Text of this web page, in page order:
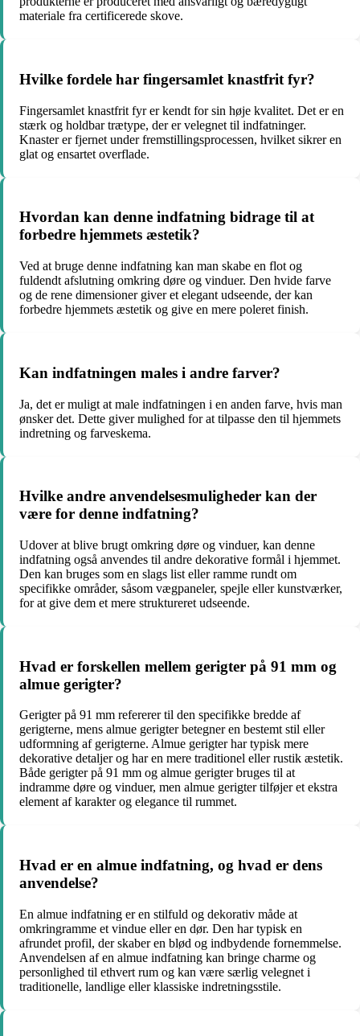
materiale fra certificerede skove.
Hvilke fordele har fingersamlet knastfrit fyr?
Fingersamlet knastfrit fyr er kendt for sin høje kvalitet. Det er en
stærk og holdbar trætype, der er velegnet til indfatninger.
Knaster er fjernet under fremstillingsprocessen, hvilket sikrer en
glat og ensartet overflade.
Hvordan kan denne indfatning bidrage til at
forbedre hjemmets æstetik?
Ved at bruge denne indfatning kan man skabe en flot og
fuldendt afslutning omkring døre og vinduer. Den hvide farve
og de rene dimensioner giver et elegant udseende, der kan
forbedre hjemmets æstetik og give en mere poleret finish.
Kan indfatningen males i andre farver?
Ja, det er muligt at male indfatningen i en anden farve, hvis man
ønsker det. Dette giver mulighed for at tilpasse den til hjemmets
indretning og farveskema.
Hvilke andre anvendelsesmuligheder kan der
være for denne indfatning?
Udover at blive brugt omkring døre og vinduer, kan denne
indfatning også anvendes til andre dekorative formål i hjemmet.
Den kan bruges som en slags list eller ramme rundt om
specifikke områder, såsom vægpaneler, spejle eller kunstværker,
for at give dem et mere struktureret udseende.
Hvad er forskellen mellem gerigter på 91 mm og
almue gerigter?
Gerigter på 91 mm refererer til den specifikke bredde af
gerigterne, mens almue gerigter betegner en bestemt stil eller
udformning af gerigterne. Almue gerigter har typisk mere
dekorative detaljer og har en mere traditionel eller rustik æstetik.
Både gerigter på 91 mm og almue gerigter bruges til at
indramme døre og vinduer, men almue gerigter tilføjer et ekstra
element af karakter og elegance til rummet.
Hvad er en almue indfatning, og hvad er dens
anvendelse?
En almue indfatning er en stilfuld og dekorativ måde at
omkringramme et vindue eller en dør. Den har typisk en
afrundet profil, der skaber en blød og indbydende fornemmelse.
Anvendelsen af en almue indfatning kan bringe charme og
personlighed til ethvert rum og kan være særlig velegnet i
traditionelle, landlige eller klassiske indretningsstile.